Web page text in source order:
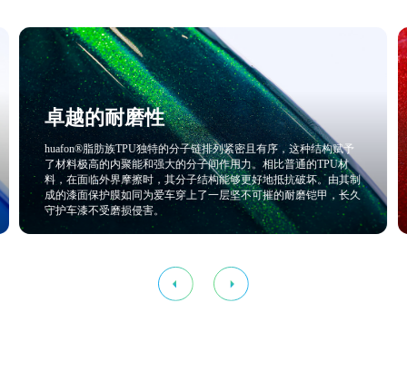
，这种结构赋予
比普通的TPU材
抵抗破坏。由其制
的耐磨铠甲，长久
低温柔韧性和抗冷裂性
huafon®脂肪族TPU的分子链具有良好的柔性和流动
境下，其分子链依然能够保持一定的活动能力。与
时分子链冻结、变脆不同，huafon®脂肪族TPU在极
子链之间的相互作用依然能够维持在一个合理的范
了材料具有出色的柔韧性。